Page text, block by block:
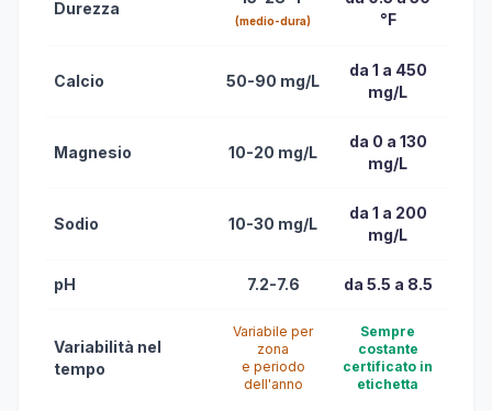
Durezza
(medio-dura)
°F
Calcio 50-90 mg/L
da 1 a 450
mg/L
Magnesio 10-20 mg/L
da 0 a 130
mg/L
Sodio 10-30 mg/L
da 1 a 200
mg/L
pH 7.2-7.6 da 5.5 a 8.5
Variabilità nel
tempo
Variabile per
zona
e periodo
dell'anno
Sempre
costante
certificato in
etichetta